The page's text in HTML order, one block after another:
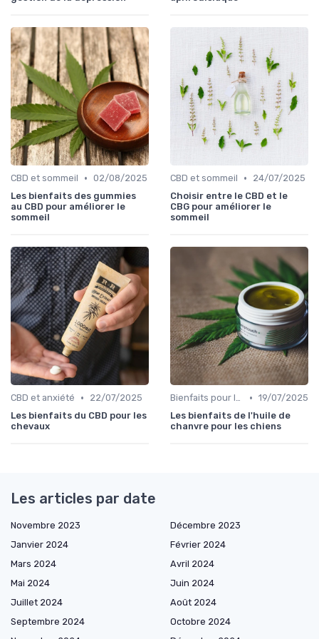
CBD et sommeil • 02/08/2025
Les bienfaits des gummies
au CBD pour améliorer le
sommeil
CBD et sommeil •
24/07/2025
Choisir entre le CBD et le
CBG pour améliorer le
sommeil
CBD et anxiété •
22/07/2025
Les bienfaits du CBD pour les
chevaux
Bienfaits pour la santé • 19/07/2025
Les bienfaits de l'huile de
chanvre pour les chiens
Les articles par date
Novembre 2023
Décembre 2023
Janvier 2024
Février 2024
Mars 2024
Avril 2024
Mai 2024
Juin 2024
Juillet 2024
Août 2024
Septembre 2024
Octobre 2024